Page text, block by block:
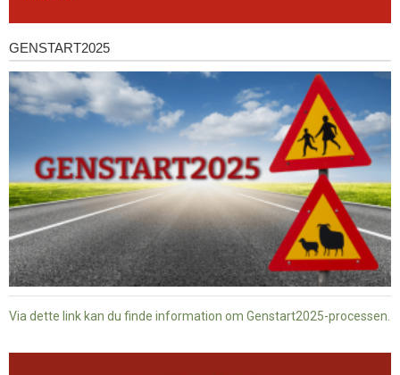
Genstart2025
GENSTART2025
Via dette link kan du finde information om Genstart2025-processen.